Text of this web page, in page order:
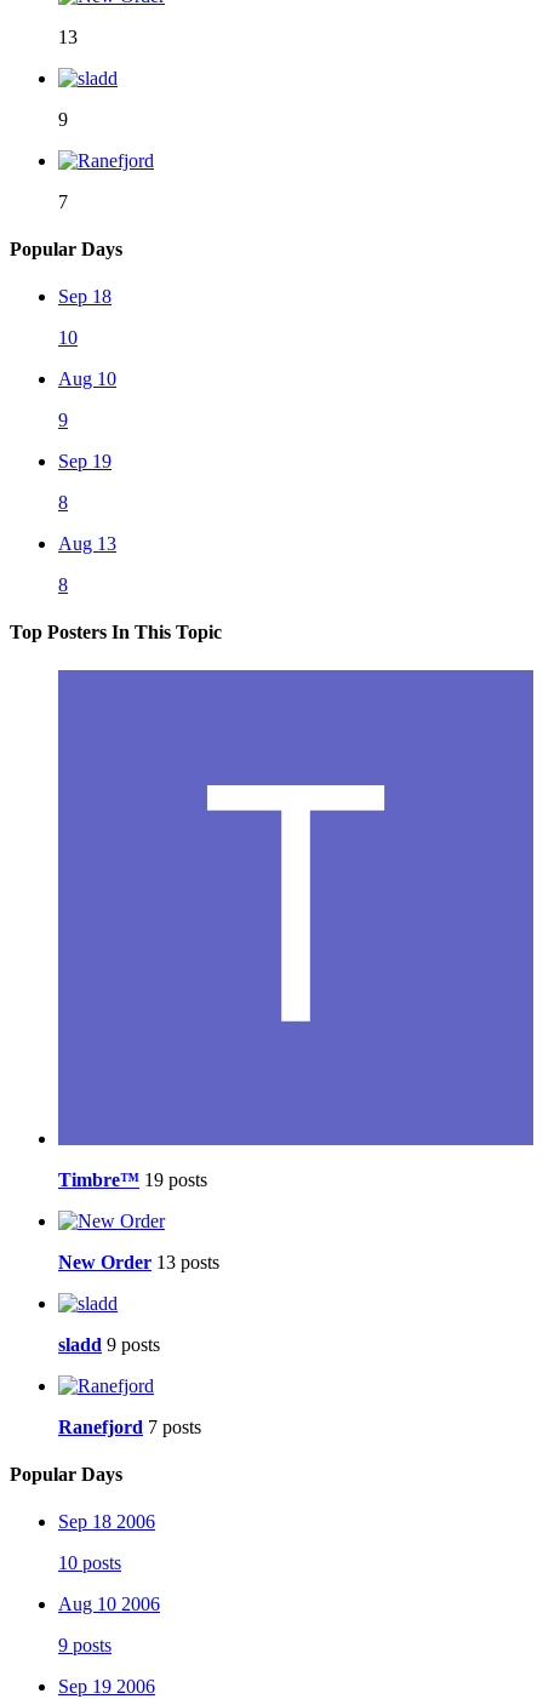
13
9
7
Popular Days
Sep 18
10
Aug 10
9
Sep 19
8
Aug 13
8
Top Posters In This Topic
Timbre™ 19 posts
New Order 13 posts
sladd 9 posts
Ranefjord 7 posts
Popular Days
Sep 18 2006
10 posts
Aug 10 2006
9 posts
Sep 19 2006